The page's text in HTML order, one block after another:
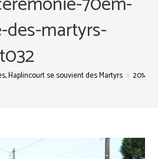
des-martyrs-
Haplincourt se souvient des Martyrs > 2014-